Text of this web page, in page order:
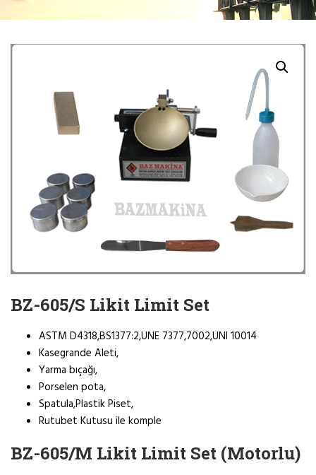
BZ-605/S Likit Limit Set
ASTM D4318,BS1377:2,UNE 7377,7002,UNI 10014
Kasegrande Aleti,
Yarma bıçağı,
Porselen pota,
Spatula,Plastik Piset,
Rutubet Kutusu ile komple
BZ-605/M Likit Limit Set (Motorlu)